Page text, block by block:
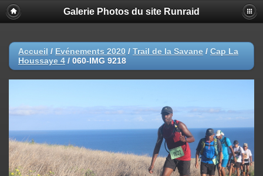
Galerie Photos du site Runraid
Accueil / Evénements 2020 / Trail de la Savane / Cap La
Houssaye 4 / 060-IMG 9218